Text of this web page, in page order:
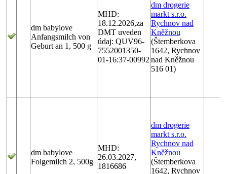
dm babylove
Anfangsmilch von
Geburt an 1, 500 g
MHD:
18.12.2026,za
DMT uveden
údaj: QUV96-
7552001350-
01-16:37-00992
dm drogerie
markt s.r.o.
Rychnov nad
Kněžnou
(Štemberkova
1642, Rychnov
nad Kněžnou
516 01)
dm babylove
Folgemilch 2, 500g
MHD:
26.03.2027,
1816686
dm drogerie
markt s.r.o.
Rychnov nad
Kněžnou
(Štemberkova
1642, Rychnov